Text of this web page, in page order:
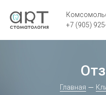
+7 (905)
Главная